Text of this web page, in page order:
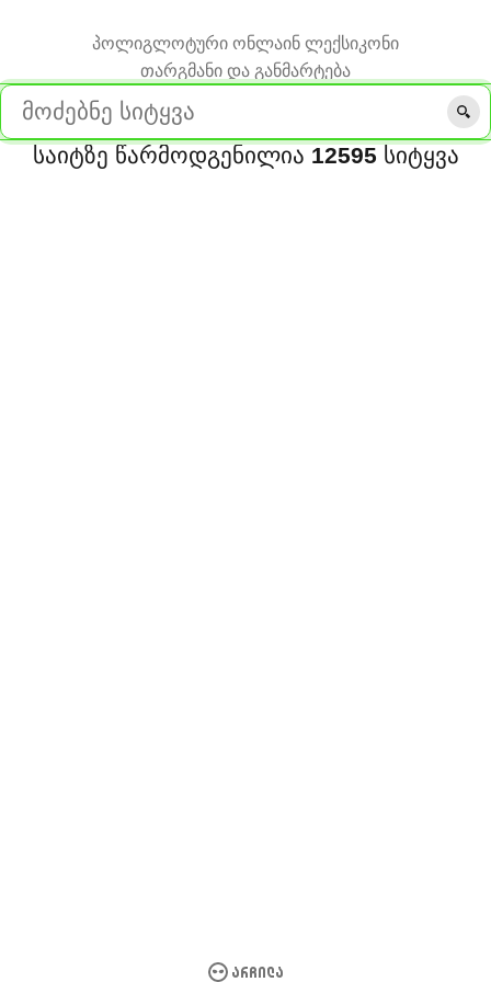
პოლიგლოტური ონლაინ ლექსიკონი
თარგმანი და განმარტება
საიტზე წარმოდგენილია 12595 სიტყვა